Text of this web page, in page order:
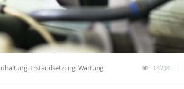
, Instandsetzung,Wartung 14734